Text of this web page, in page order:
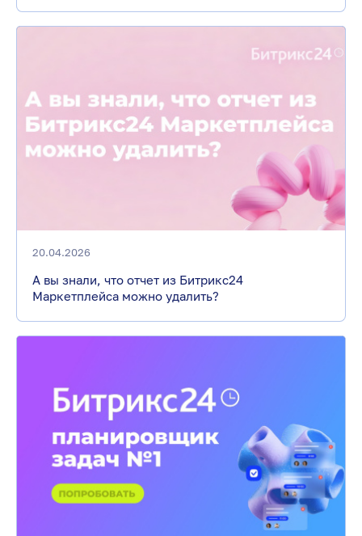
20.04.2026
А вы знали, что отчет из Битрикс24
Маркетплейса можно удалить?